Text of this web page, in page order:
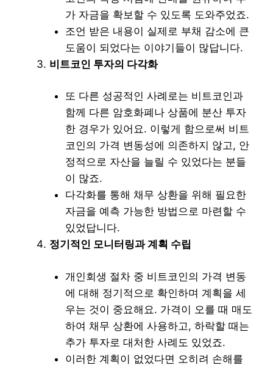
가 자금을 확보할 수 있도록 도와주었죠.
조언 받은 내용이 실제로 부채 감소에 큰
도움이 되었다는 이야기들이 많답니다.
비트코인 투자의 다각화
또 다른 성공적인 사례로는 비트코인과
함께 다른 암호화폐나 상품에 분산 투자
한 경우가 있어요. 이렇게 함으로써 비트
코인의 가격 변동성에 의존하지 않고, 안
정적으로 자산을 늘릴 수 있었다는 분들
이 많죠.
다각화를 통해 채무 상환을 위해 필요한
자금을 예측 가능한 방법으로 마련할 수
있었답니다.
정기적인 모니터링과 계획 수립
개인회생 절차 중 비트코인의 가격 변동
에 대해 정기적으로 확인하며 계획을 세
우는 것이 중요해요. 가격이 오를 때 매도
하여 채무 상환에 사용하고, 하락할 때는
추가 투자로 대처한 사례도 있었죠.
이러한 계획이 없었다면 오히려 손해를